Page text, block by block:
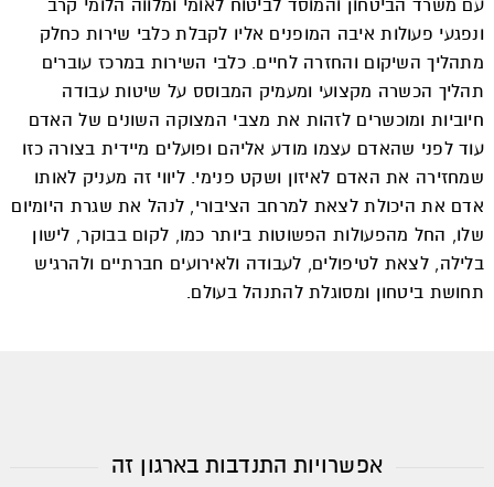
עם משרד הביטחון והמוסד לביטוח לאומי ומלווה הלומי קרב
ונפגעי פעולות איבה המופנים אליו לקבלת כלבי שירות כחלק
מתהליך השיקום והחזרה לחיים. כלבי השירות במרכז עוברים
תהליך הכשרה מקצועי ומעמיק המבוסס על שיטות עבודה
חיוביות ומוכשרים לזהות את מצבי המצוקה השונים של האדם
עוד לפני שהאדם עצמו מודע אליהם ופועלים מיידית בצורה כזו
שמחזירה את האדם לאיזון ושקט פנימי. ליווי זה מעניק לאותו
אדם את היכולת לצאת למרחב הציבורי, לנהל את שגרת היומיום
שלו, החל מהפעולות הפשוטות ביותר כמו, לקום בבוקר, לישון
בלילה, לצאת לטיפולים, לעבודה ולאירועים חברתיים ולהרגיש
תחושת ביטחון ומסוגלת להתנהל בעולם.
אפשרויות התנדבות בארגון זה